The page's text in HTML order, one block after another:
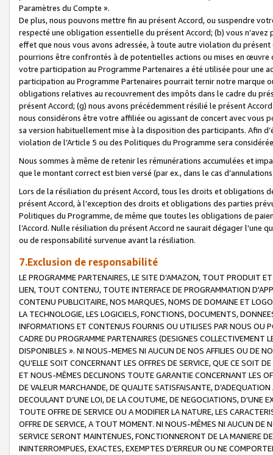
Paramètres du Compte ».
De plus, nous pouvons mettre fin au présent Accord, ou suspendre
respecté une obligation essentielle du présent Accord; (b) vous
effet que nous vous avons adressée, à toute autre violation du
pourrions être confrontés à de potentielles actions ou mises en
votre participation au Programme Partenaires a été utilisée pour une
participation au Programme Partenaires pourrait ternir notre marque
obligations relatives au recouvrement des impôts dans le cadre du
présent Accord; (g) nous avons précédemment résilié le présent
nous considérons être votre affiliée ou agissant de concert avec vous
sa version habituellement mise à la disposition des participants. Afin
violation de l’Article 5 ou des Politiques du Programme sera
Nous sommes à même de retenir les rémunérations accumulées et
que le montant correct est bien versé (par ex., dans le cas
Lors de la résiliation du présent Accord, tous les droits et obligations
présent Accord, à l’exception des droits et obligations des parties
Politiques du Programme, de même que toutes les obligations de
l’Accord. Nulle résiliation du présent Accord ne saurait dégager l'une
ou de responsabilité survenue avant la résiliation.
7.Exclusion de responsabilité
LE PROGRAMME PARTENAIRES, LE SITE D’AMAZON, TOUT PRODUIT
LIEN, TOUT CONTENU, TOUTE INTERFACE DE PROGRAMMATION
CONTENU PUBLICITAIRE, NOS MARQUES, NOMS DE DOMAINE ET
LA TECHNOLOGIE, LES LOGICIELS, FONCTIONS, DOCUMENTS,
INFORMATIONS ET CONTENUS FOURNIS OU UTILISES PAR NOUS OU
CADRE DU PROGRAMME PARTENAIRES (DESIGNES COLLECTIVEMENT
DISPONIBLES ». NI NOUS-MEMES NI AUCUN DE NOS AFFILIES OU DE
QU’ELLE SOIT CONCERNANT LES OFFRES DE SERVICE, QUE CE SOIT
ET NOUS-MÊMES DECLINONS TOUTE GARANTIE CONCERNANT LES
DE VALEUR MARCHANDE, DE QUALITE SATISFAISANTE,
DECOULANT D’UNE LOI, DE LA COUTUME, DE NEGOCIATIONS, D’UNE
TOUTE OFFRE DE SERVICE OU A MODIFIER LA NATURE, LES
OFFRE DE SERVICE, A TOUT MOMENT. NI NOUS-MÊMES NI AUCUN DE
SERVICE SERONT MAINTENUES, FONCTIONNERONT DE LA MANIERE
ININTERROMPUES, EXACTES, EXEMPTES D’ERREUR OU NE